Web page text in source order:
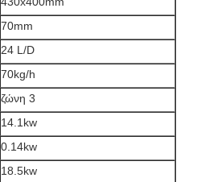
70mm
24 L/D
70kg/h
ζώνη 3
14.1kw
0.14kw
18.5kw